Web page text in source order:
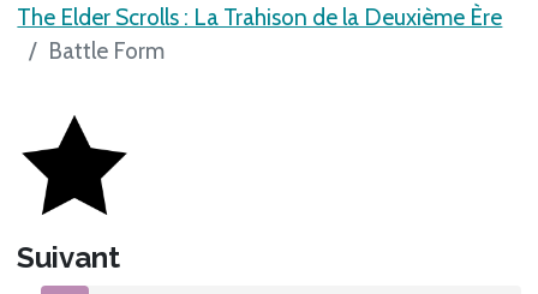
The Elder Scrolls : La Trahison de la Deuxième Ère
Battle Form
Suivant